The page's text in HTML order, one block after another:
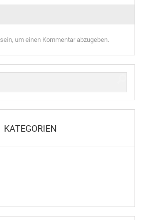
sein, um einen Kommentar abzugeben.
KATEGORIEN